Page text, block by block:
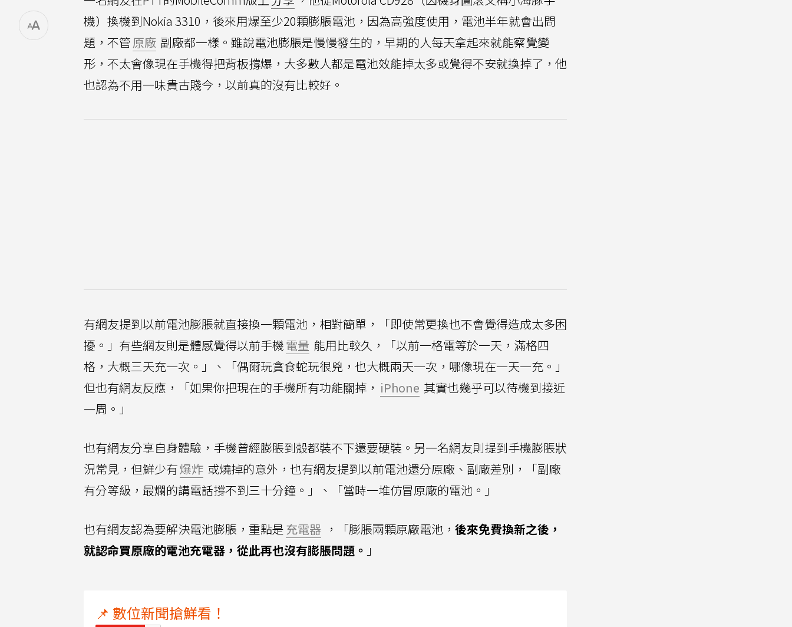
機）換機到Nokia 3310，後來用爆至少20顆膨脹電池，因為高強度使用，電池半年就會出問
題，不管原廠 副廠都一樣。雖說電池膨脹是慢慢發生的，早期的人每天拿起來就能察覺變
形，不太會像現在手機得把背板撐爆，大多數人都是電池效能掉太多或覺得不安就換掉了，他
也認為不用一味貴古賤今，以前真的沒有比較好。
有網友提到以前電池膨脹就直接換一顆電池，相對簡單，「即使常更換也不會覺得造成太多困
擾。」有些網友則是體感覺得以前手機電量 能用比較久，「以前一格電等於一天，滿格四
格，大概三天充一次。」、「偶爾玩貪食蛇玩很兇，也大概兩天一次，哪像現在一天一充。」
但也有網友反應，「如果你把現在的手機所有功能關掉， iPhone 其實也幾乎可以待機到接近
一周。」
也有網友分享自身體驗，手機曾經膨脹到殼都裝不下還要硬裝。另一名網友則提到手機膨脹狀
況常見，但鮮少有爆炸 或燒掉的意外，也有網友提到以前電池還分原廠、副廠差別，「副廠
有分等級，最爛的講電話撐不到三十分鐘。」、「當時一堆仿冒原廠的電池。」
也有網友認為要解決電池膨脹，重點是充電器 ，「膨脹兩顆原廠電池， 後來免費換新之後，
就認命買原廠的電池充電器，從此再也沒有膨脹問題。 」
📌 數位新聞搶鮮看！